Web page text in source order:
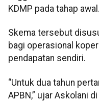
KDMP pada tahap awal.
Skema tersebut
bagi operasional
pendapatan sendiri.
“Untuk dua tahun
APBN,” ujar Askolani